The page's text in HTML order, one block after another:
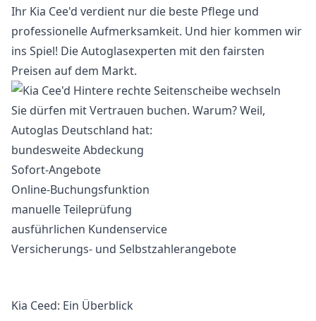
Ihr Kia Cee'd verdient nur die beste Pflege und
professionelle Aufmerksamkeit. Und hier kommen wir
ins Spiel! Die Autoglasexperten mit den fairsten
Preisen auf dem Markt.
Sie dürfen mit Vertrauen buchen. Warum? Weil,
Autoglas Deutschland hat:
bundesweite Abdeckung
Sofort-Angebote
Online-Buchungsfunktion
manuelle Teileprüfung
ausführlichen Kundenservice
Versicherungs- und Selbstzahlerangebote
Kia Ceed: Ein Überblick